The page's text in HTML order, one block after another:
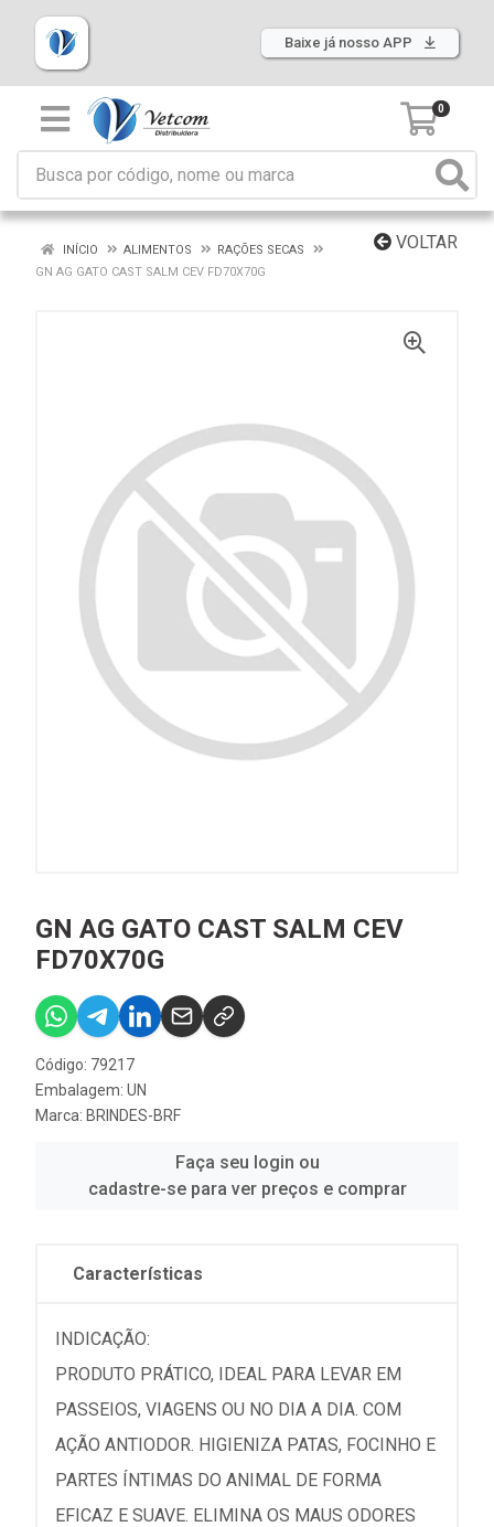
Baixe já nosso APP
0
VOLTAR
INÍCIO ALIMENTOS
RAÇÕES SECAS
GN AG GATO CAST SALM CEV FD70X70G
GN AG GATO CAST SALM CEV
FD70X70G
Código: 79217
Embalagem: UN
Marca: BRINDES-BRF
Faça seu login ou
cadastre-se para ver preços e comprar
Características
INDICAÇÃO:
PRODUTO PRÁTICO, IDEAL PARA LEVAR EM
PASSEIOS, VIAGENS OU NO DIA A DIA. COM
AÇÃO ANTIODOR. HIGIENIZA PATAS, FOCINHO E
PARTES ÍNTIMAS DO ANIMAL DE FORMA
EFICAZ E SUAVE. ELIMINA OS MAUS ODORES